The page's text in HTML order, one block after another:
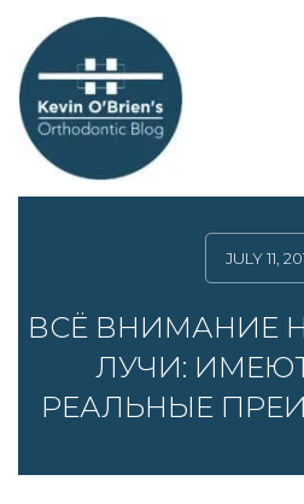
JULY 11,
ВСЁ ВНИМАНИЕ
ЛУЧИ:
РЕАЛЬНЫЕ